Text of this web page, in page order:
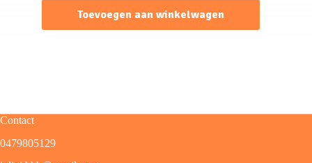
Toevoegen aan winkelwagen
Contact
0479805129